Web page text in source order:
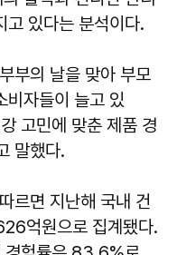
고 있다는 분석이다.
부의 날을 맞아 부모
비자들이 늘고 있
고민에 맞춘 제품 경
말했다.
르면 지난해 국내 건
억원으로 집계됐다.